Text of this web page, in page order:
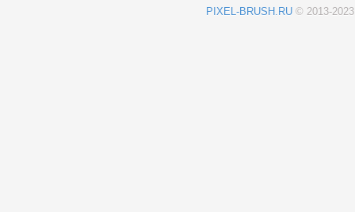
PIXEL-BRUSH.RU © 2013-